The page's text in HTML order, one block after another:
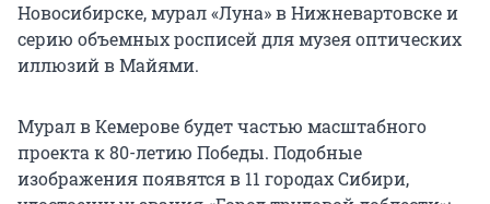
Новосибирске, мурал «Луна» в Нижневартовске и
серию объемных росписей для музея оптических
иллюзий в Майями.
Мурал в Кемерове будет частью масштабного
проекта к 80-летию Победы. Подобные
изображения появятся в 11 городах Сибири,